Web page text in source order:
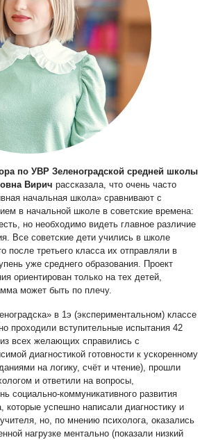
по УВР Зеленоградской средней школы
Вирич рассказала, что очень часто
начальная школа» сравнивают с
в начальной школе в советские времена:
но необходимо видеть главное различие
Все советские дети учились в школе
после третьего класса их отправляли в
уже среднего образования. Проект
ориентирован только на тех детей,
может быть по плечу.
в 1э (экспериментальном) классе
проходили вступительные испытания 42
всех желающих справились с
диагностикой готовности к ускоренному
на логику, счёт и чтение), прошли
и ответили на вопросы,
социально-коммуникативного развития
которые успешно написали диагностику и
но, по мнению психолога, оказались
нагрузке ментально (показали низкий